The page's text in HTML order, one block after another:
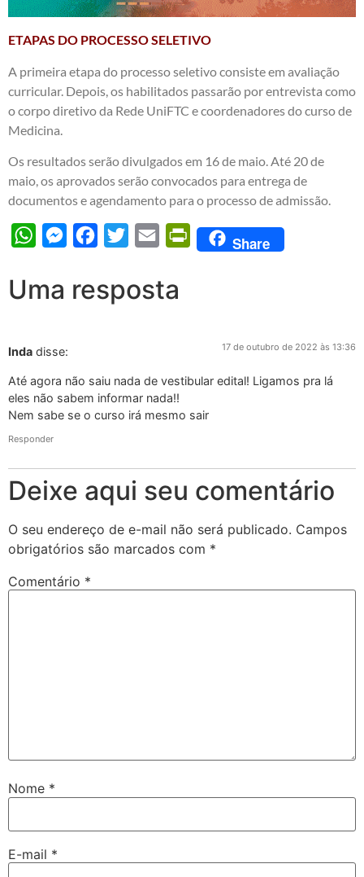
ETAPAS DO PROCESSO SELETIVO
A primeira etapa do processo seletivo consiste em avaliação
curricular. Depois, os habilitados passarão por entrevista como
o corpo diretivo da Rede UniFTC e coordenadores do curso de
Medicina.
Os resultados serão divulgados em 16 de maio. Até 20 de
maio, os aprovados serão convocados para entrega de
documentos e agendamento para o processo de admissão.
WhatsAppMessengerFacebook
Twitter Email PrintFriendly
Share
Uma resposta
Inda disse: 17 de outubro de 2022 às 13:36
Até agora não saiu nada de vestibular edital! Ligamos pra lá
eles não sabem informar nada!!
Nem sabe se o curso irá mesmo sair
Responder
Deixe aqui seu comentário
O seu endereço de e-mail não será publicado. Campos
obrigatórios são marcados com *
Comentário *
Nome *
E-mail *